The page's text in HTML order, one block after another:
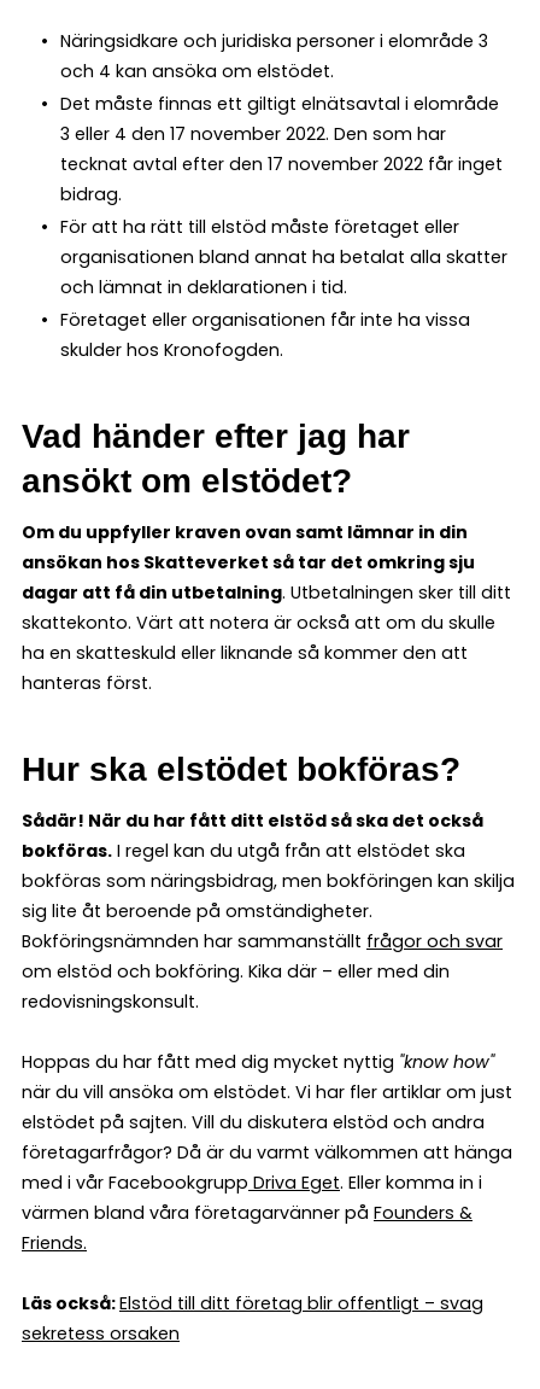
Näringsidkare och juridiska personer i elområde 3
och 4 kan ansöka om elstödet.
Det måste finnas ett giltigt elnätsavtal i elområde
3 eller 4 den 17 november 2022. Den som har
tecknat avtal efter den 17 november 2022 får inget
bidrag.
För att ha rätt till elstöd måste företaget eller
organisationen bland annat ha betalat alla skatter
och lämnat in deklarationen i tid.
Företaget eller organisationen får inte ha vissa
skulder hos Kronofogden.
Vad händer efter jag har
ansökt om elstödet?
Om du uppfyller kraven ovan samt lämnar in din
ansökan hos Skatteverket så tar det omkring sju
dagar att få din utbetalning. Utbetalningen sker till ditt
skattekonto. Värt att notera är också att om du skulle
ha en skatteskuld eller liknande så kommer den att
hanteras först.
Hur ska elstödet bokföras?
Sådär! När du har fått ditt elstöd så ska det också
bokföras. I regel kan du utgå från att elstödet ska
bokföras som näringsbidrag, men bokföringen kan skilja
sig lite åt beroende på omständigheter.
Bokföringsnämnden har sammanställt frågor och svar
om elstöd och bokföring. Kika där – eller med din
redovisningskonsult.
Hoppas du har fått med dig mycket nyttig "know how"
när du vill ansöka om elstödet. Vi har fler artiklar om just
elstödet på sajten. Vill du diskutera elstöd och andra
företagarfrågor? Då är du varmt välkommen att hänga
med i vår Facebookgrupp Driva Eget. Eller komma in i
värmen bland våra företagarvänner på Founders &
Friends.
Läs också:Elstöd till ditt företag blir offentligt – svag
sekretess orsaken